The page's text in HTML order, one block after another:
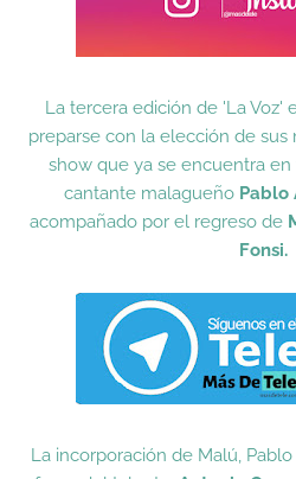
La tercera edición de 'La Voz'
preparse con la elección de
show que ya se encuentra
cantante malagueño Pablo
acompañado por el regreso de
Fonsi.
La incorporación de Malú,